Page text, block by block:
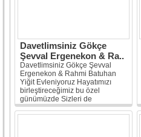
Davetlimsiniz Gökçe
Şevval Ergenekon & Ra..
Davetlimsiniz Gökçe Şevval
Ergenekon & Rahmi Batuhan
Yiğit Evleniyoruz Hayatımızı
birleştireceğimiz bu özel
günümüzde Sizleri de
aramızda...[Devamı]